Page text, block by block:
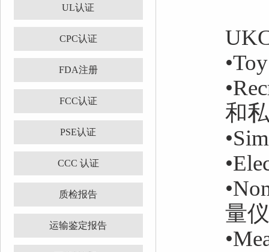
UL认证
CPC认证
FDA注册
FCC认证
PSE认证
CCC 认证
质检报告
运输鉴定报告
和
量